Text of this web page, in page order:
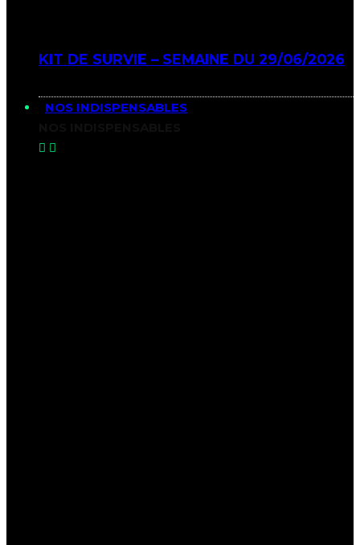
KIT DE SURVIE – SEMAINE DU 29/06/2026
NOS INDISPENSABLES